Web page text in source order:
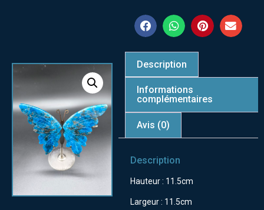
Description
Informations
complémentaires
Avis (0)
Description
Hauteur : 11.5cm
Largeur : 11.5cm